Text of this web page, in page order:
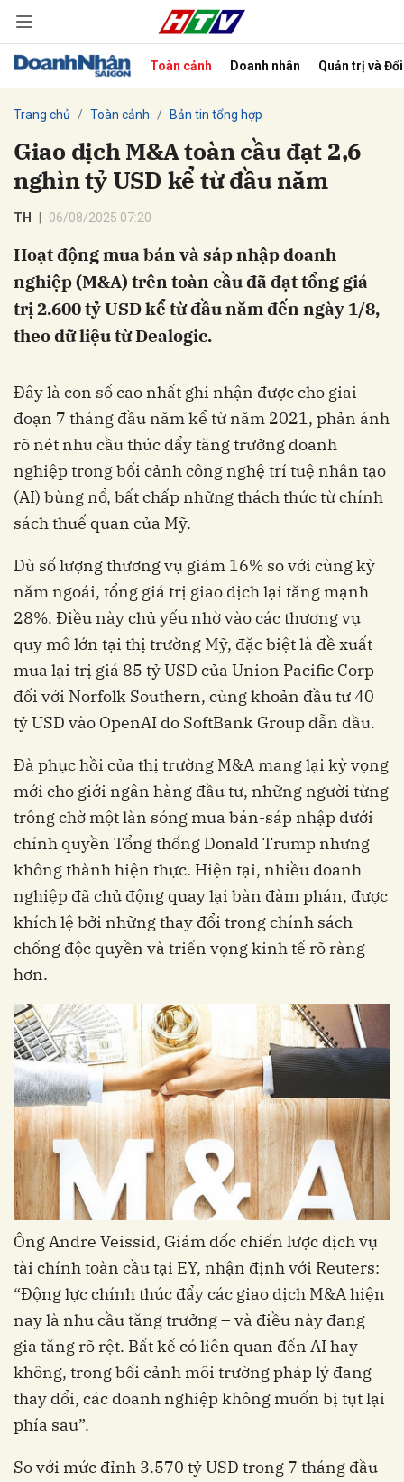
Toàn cảnh Doanh nhân Quản trị và
Trang chủ Toàn cảnh Bản tin tổng hợp
Giao dịch M&A toàn cầu đạt 2,6
nghìn tỷ USD kể từ đầu năm
TH 06/08/2025 07:20
Hoạt động mua bán và sáp nhập doanh
nghiệp (M&A) trên toàn cầu đã đạt tổng giá
trị 2.600 tỷ USD kể từ đầu năm đến ngày 1/8,
theo dữ liệu từ Dealogic.
Đây là con số cao nhất ghi nhận được cho giai
đoạn 7 tháng đầu năm kể từ năm 2021, phản ánh
rõ nét nhu cầu thúc đẩy tăng trưởng doanh
nghiệp trong bối cảnh công nghệ trí tuệ nhân tạo
(AI) bùng nổ, bất chấp những thách thức từ chính
sách thuế quan của Mỹ.
Dù số lượng thương vụ giảm 16% so với cùng kỳ
năm ngoái, tổng giá trị giao dịch lại tăng mạnh
28%. Điều này chủ yếu nhờ vào các thương vụ
quy mô lớn tại thị trường Mỹ, đặc biệt là đề xuất
mua lại trị giá 85 tỷ USD của Union Pacific Corp
đối với Norfolk Southern, cùng khoản đầu tư 40
tỷ USD vào OpenAI do SoftBank Group dẫn đầu.
Đà phục hồi của thị trường M&A mang lại kỳ vọng
mới cho giới ngân hàng đầu tư, những người từng
trông chờ một làn sóng mua bán-sáp nhập dưới
chính quyền Tổng thống Donald Trump nhưng
không thành hiện thực. Hiện tại, nhiều doanh
nghiệp đã chủ động quay lại bàn đàm phán, được
khích lệ bởi những thay đổi trong chính sách
chống độc quyền và triển vọng kinh tế rõ ràng
hơn.
Ông Andre Veissid, Giám đốc chiến lược dịch vụ
tài chính toàn cầu tại EY, nhận định với Reuters:
“Động lực chính thúc đẩy các giao dịch M&A hiện
nay là nhu cầu tăng trưởng – và điều này đang
gia tăng rõ rệt. Bất kể có liên quan đến AI hay
không, trong bối cảnh môi trường pháp lý đang
thay đổi, các doanh nghiệp không muốn bị tụt lại
phía sau”.
So với mức đỉnh 3.570 tỷ USD trong 7 tháng đầu
Hủy